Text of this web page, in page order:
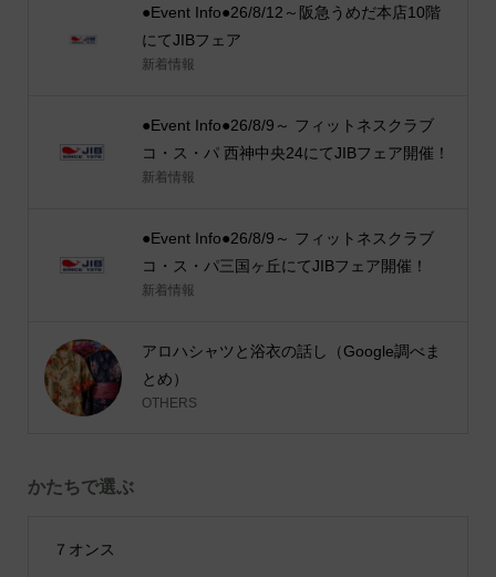
●Event Info●26/8/12～阪急うめだ本店10階
にてJIBフェア
新着情報
●Event Info●26/8/9～ フィットネスクラブ
コ・ス・パ 西神中央24にてJIBフェア開催！
新着情報
●Event Info●26/8/9～ フィットネスクラブ
コ・ス・パ三国ヶ丘にてJIBフェア開催！
新着情報
アロハシャツと浴衣の話し（Google調べま
とめ）
OTHERS
かたちで選ぶ
７オンス